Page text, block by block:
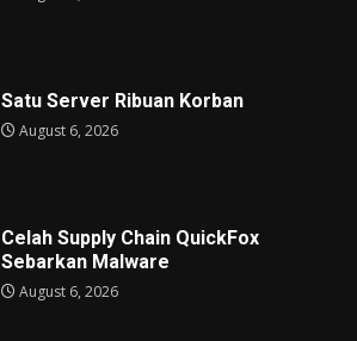
Satu Server Ribuan Korban
August 6, 2026
Celah Supply Chain QuickFox
Sebarkan Malware
August 6, 2026